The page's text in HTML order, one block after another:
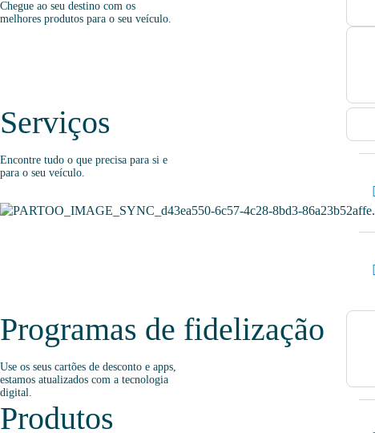
Chegue ao seu destino com os
melhores produtos para o seu veículo.
Serviços
Encontre tudo o que precisa para si e
para o seu veículo.
Programas de fidelização
Use os seus cartões de desconto e apps,
estamos atualizados com a tecnologia
digital.
Produtos